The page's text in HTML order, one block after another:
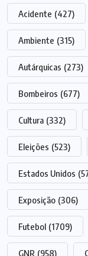
Acidente (427)
Ambiente (315)
Autárquicas (273)
Bombeiros (677)
Cultura (332)
Eleições (523)
Estados Unidos
Exposição (306)
Futebol (1709)
GNR (958)